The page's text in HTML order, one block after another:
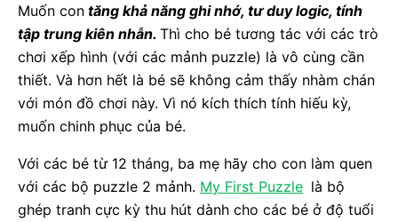
Muốn con tăng khả năng ghi nhớ, tư duy logic, tính
tập trung kiên nhẫn. Thì cho bé tương tác với các trò
chơi xếp hình (với các mảnh puzzle) là vô cùng cần
thiết. Và hơn hết là bé sẽ không cảm thấy nhàm chán
với món đồ chơi này. Vì nó kích thích tính hiếu kỳ,
muốn chinh phục của bé.
Với các bé từ 12 tháng, ba mẹ hãy cho con làm quen
với các bộ puzzle 2 mảnh. My First Puzzle là bộ
ghép tranh cực kỳ thu hút dành cho các bé ở độ tuổi